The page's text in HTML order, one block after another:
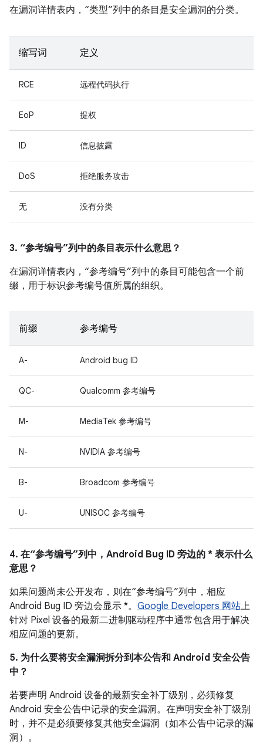
在漏洞详情表内，“类型”列中的条目是安全漏洞的分类。
缩写词 定义
RCE 远程代码执行
EoP 提权
ID 信息披露
DoS 拒绝服务攻击
无 没有分类
3. “参考编号”列中的条目表示什么意思？
在漏洞详情表内，“参考编号”列中的条目可能包含一个前
缀，用于标识参考编号值所属的组织。
前缀 参考编号
A- Android bug ID
QC- Qualcomm 参考编号
M- MediaTek 参考编号
N- NVIDIA 参考编号
B- Broadcom 参考编号
U- UNISOC 参考编号
4. 在“参考编号”列中，Android Bug ID 旁边的 * 表示什么
意思？
如果问题尚未公开发布，则在“参考编号”列中，相应
Android Bug ID 旁边会显示 *。 Google Developers 网站上
针对 Pixel 设备的最新二进制驱动程序中通常包含用于解决
相应问题的更新。
5. 为什么要将安全漏洞拆分到本公告和 Android 安全公告
中？
若要声明 Android 设备的最新安全补丁级别，必须修复
Android 安全公告中记录的安全漏洞。在声明安全补丁级别
时，并不是必须要修复其他安全漏洞（如本公告中记录的漏
洞）。